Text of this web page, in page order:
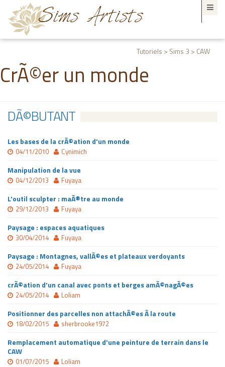
Tutoriels > Sims 3 > CAW
CrÃ©er un monde
DÃ©BUTANT
Les bases de la crÃ©ation d'un monde
04/11/2010 Cynimich
Manipulation de la vue
04/12/2013 Fuyaya
L'outil sculpter : maÃ®tre au monde
29/12/2013 Fuyaya
Paysage : espaces aquatiques
30/04/2014 Fuyaya
Paysage : Montagnes, vallÃ©es et plateaux verdoyants
24/05/2014 Fuyaya
crÃ©ation d'un canal avec ponts et berges amÃ©nagÃ©es
24/05/2014 Loliam
Positionner des parcelles non attachÃ©es Ã la route
18/02/2015 sherbrooke1972
Remplacement automatique d'une peinture de terrain dans le
CAW
01/07/2015 Loliam